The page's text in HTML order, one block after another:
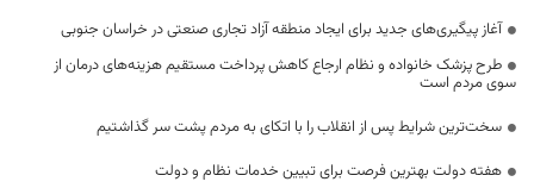
آغاز پیگیری‌های جدید برای ایجاد منطقه آزاد تجاری صنعتی در خراسان جنوبی
طرح پزشک خانواده و نظام ارجاع کاهش پرداخت مستقیم هزینه‌های درمان از
سوی مردم است
سخت‌ترین شرایط پس از انقلاب را با اتکای به مردم پشت سر گذاشتیم
هفته دولت بهترین فرصت برای تبیین خدمات نظام و دولت